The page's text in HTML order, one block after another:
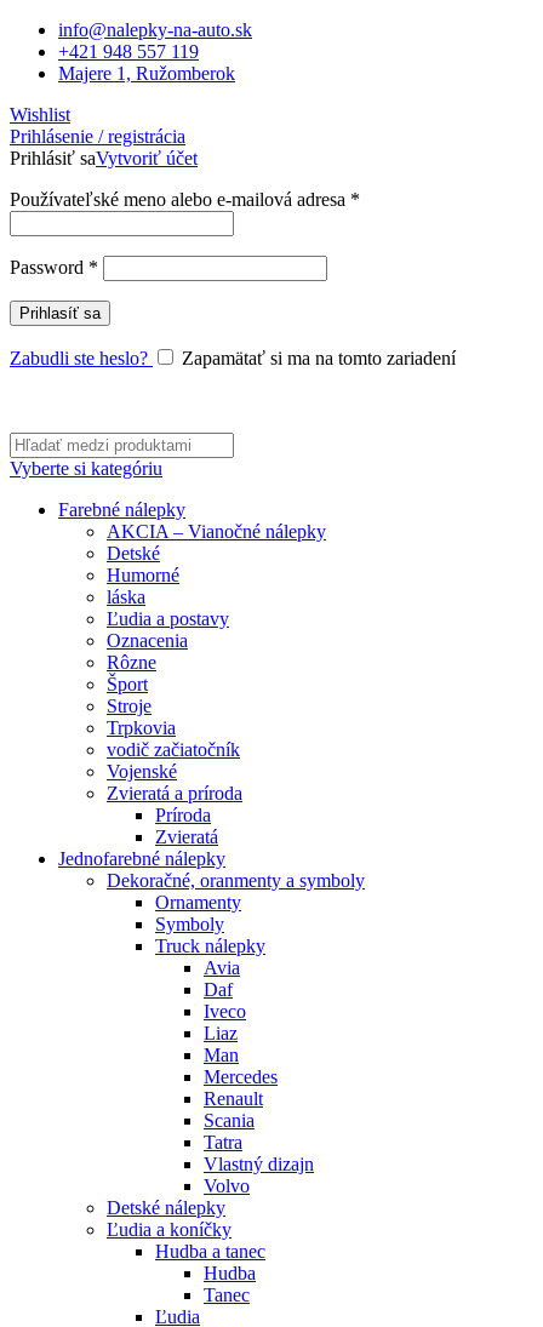
info@nalepky-na-auto.sk
+421 948 557 119
Majere 1, Ružomberok
Wishlist
Prihlásenie / registrácia
Prihlásiť saVytvoriť účet
Používateľské meno alebo e-mailová adresa *
Password *
Prihlasíť sa
Zabudli ste heslo? Zapamätať si ma na tomto zariadení
Vyberte si kategóriu
Farebné nálepky
AKCIA – Vianočné nálepky
Detské
Humorné
láska
Ľudia a postavy
Oznacenia
Rôzne
Šport
Stroje
Trpkovia
vodič začiatočník
Vojenské
Zvieratá a príroda
Príroda
Zvieratá
Jednofarebné nálepky
Dekoračné, oranmenty a symboly
Ornamenty
Symboly
Truck nálepky
Avia
Daf
Iveco
Liaz
Man
Mercedes
Renault
Scania
Tatra
Vlastný dizajn
Volvo
Detské nálepky
Ľudia a koníčky
Hudba a tanec
Hudba
Tanec
Ľudia